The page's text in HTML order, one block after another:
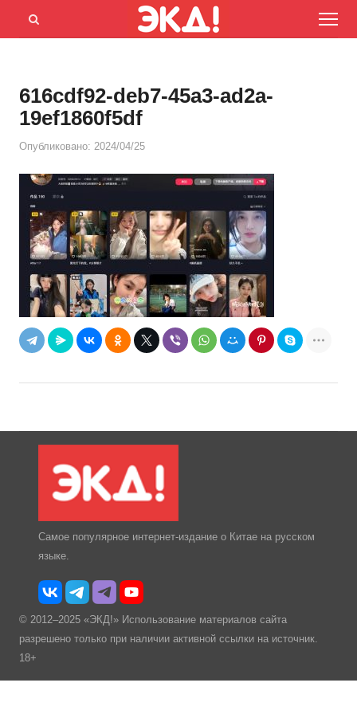
Menu
Открыть
616cdf92-deb7-45a3-ad2a-
19ef1860f5df
Опубликовано: 2024/04/25
Самое популярное интернет-издание о Китае на русском
языке.
© 2012–2025 «ЭКД!» Использование материалов сайта
разрешено только при наличии активной ссылки на источник.
18+